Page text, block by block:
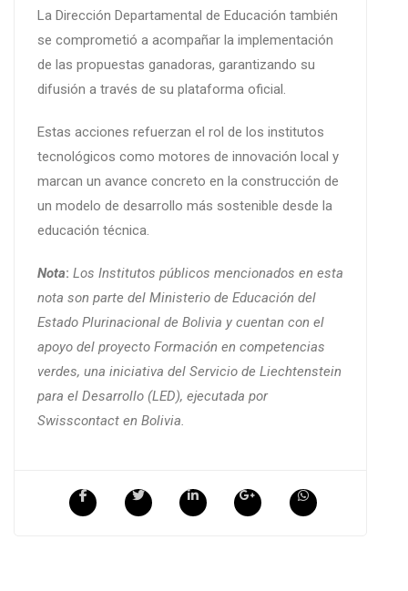
La Dirección Departamental de Educación también
se comprometió a acompañar la implementación
de las propuestas ganadoras, garantizando su
difusión a través de su plataforma oficial.
Estas acciones refuerzan el rol de los institutos
tecnológicos como motores de innovación local y
marcan un avance concreto en la construcción de
un modelo de desarrollo más sostenible desde la
educación técnica.
Nota: Los Institutos públicos mencionados en esta
nota son parte del Ministerio de Educación del
Estado Plurinacional de Bolivia y cuentan con el
apoyo del proyecto Formación en competencias
verdes, una iniciativa del Servicio de Liechtenstein
para el Desarrollo (LED), ejecutada por
Swisscontact en Bolivia.